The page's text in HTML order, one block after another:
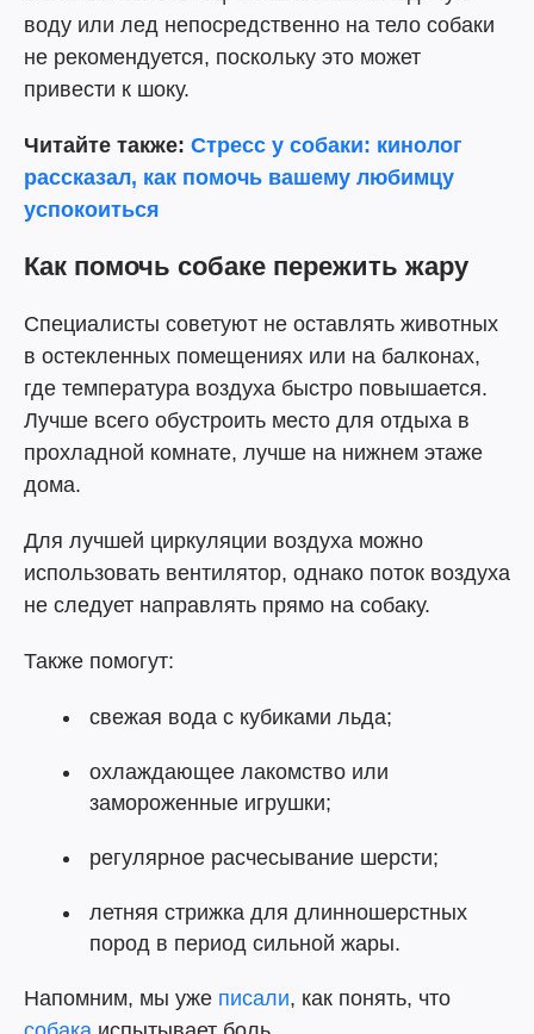
воду или лед непосредственно на тело собаки
не рекомендуется, поскольку это может
привести к шоку.
Читайте также: Стресс у собаки: кинолог
рассказал, как помочь вашему любимцу
успокоиться
Как помочь собаке пережить жару
Специалисты советуют не оставлять животных
в остекленных помещениях или на балконах,
где температура воздуха быстро повышается.
Лучше всего обустроить место для отдыха в
прохладной комнате, лучше на нижнем этаже
дома.
Для лучшей циркуляции воздуха можно
использовать вентилятор, однако поток воздуха
не следует направлять прямо на собаку.
Также помогут:
свежая вода с кубиками льда;
охлаждающее лакомство или
замороженные игрушки;
регулярное расчесывание шерсти;
летняя стрижка для длинношерстных
пород в период сильной жары.
Напомним, мы уже писали, как понять, что